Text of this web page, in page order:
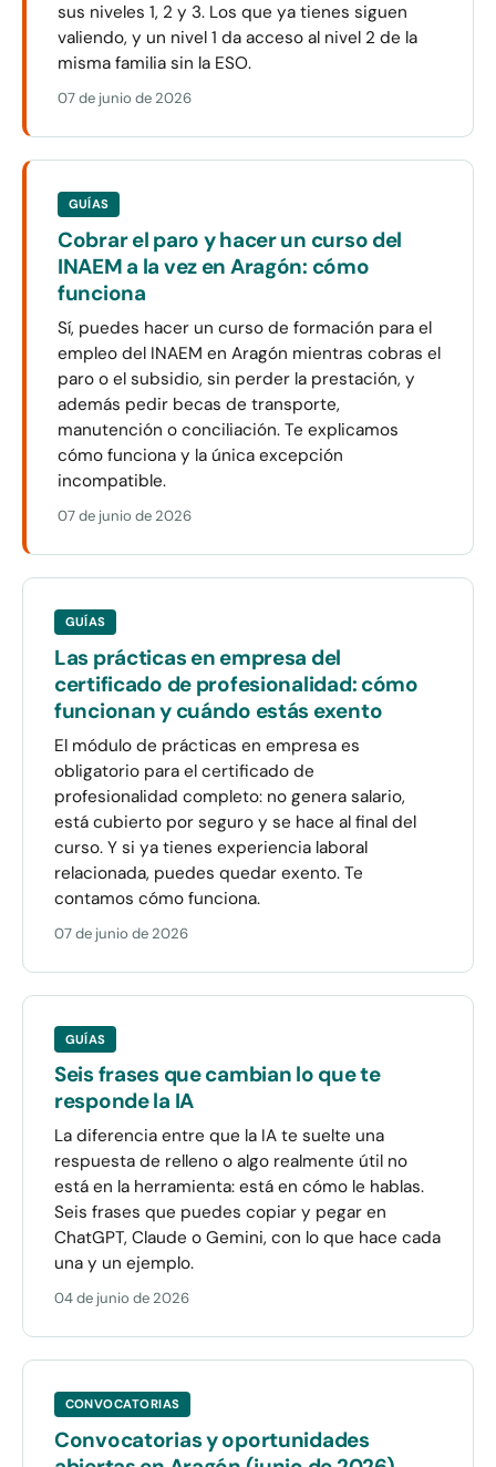
sus niveles 1, 2 y 3. Los que ya tienes siguen
valiendo, y un nivel 1 da acceso al nivel 2 de la
misma familia sin la ESO.
07 de junio de 2026
GUÍAS
Cobrar el paro y hacer un curso del
INAEM a la vez en Aragón: cómo
funciona
Sí, puedes hacer un curso de formación para el
empleo del INAEM en Aragón mientras cobras el
paro o el subsidio, sin perder la prestación, y
además pedir becas de transporte,
manutención o conciliación. Te explicamos
cómo funciona y la única excepción
incompatible.
07 de junio de 2026
GUÍAS
Las prácticas en empresa del
certificado de profesionalidad: cómo
funcionan y cuándo estás exento
El módulo de prácticas en empresa es
obligatorio para el certificado de
profesionalidad completo: no genera salario,
está cubierto por seguro y se hace al final del
curso. Y si ya tienes experiencia laboral
relacionada, puedes quedar exento. Te
contamos cómo funciona.
07 de junio de 2026
GUÍAS
Seis frases que cambian lo que te
responde la IA
La diferencia entre que la IA te suelte una
respuesta de relleno o algo realmente útil no
está en la herramienta: está en cómo le hablas.
Seis frases que puedes copiar y pegar en
ChatGPT, Claude o Gemini, con lo que hace cada
una y un ejemplo.
04 de junio de 2026
CONVOCATORIAS
Convocatorias y oportunidades